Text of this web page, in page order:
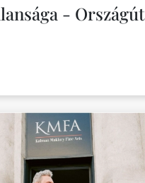
- Országút